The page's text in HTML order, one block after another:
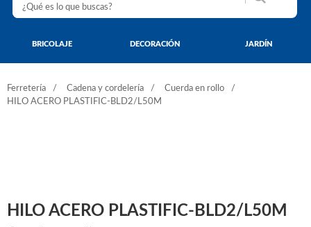
BRICOLAJE DECORACIÓN JARDÍN
Ferretería Cadena y cordelería
Cuerda en rollo
HILO ACERO PLASTIFIC-BLD2/L50M
HILO ACERO PLASTIFIC-BLD2/L50M